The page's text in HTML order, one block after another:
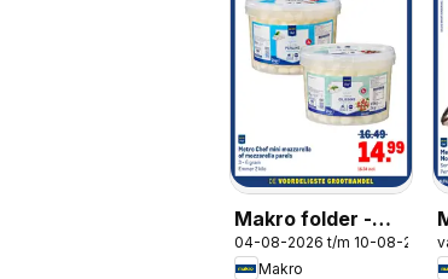
Makro folder -
Versdeals
04-08-2026 t/m 10-08-2026
Makro